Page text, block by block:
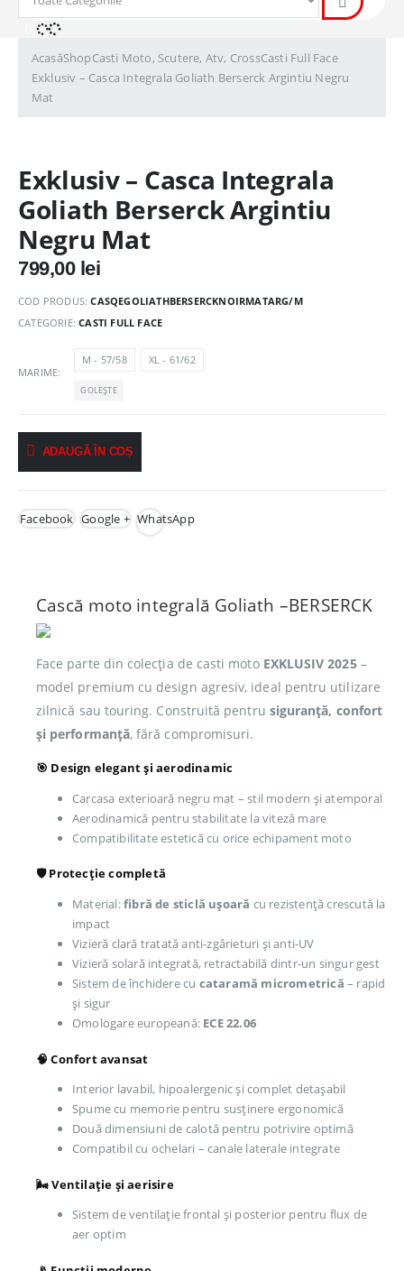
AcasăShopCasti Moto, Scutere, Atv, CrossCasti Full Face
Exklusiv – Casca Integrala Goliath Berserck Argintiu Negru
Mat
Exklusiv – Casca Integrala
Goliath Berserck Argintiu
Negru Mat
799,00 lei
COD PRODUS:CASQEGOLIATHBERSERCKNOIRMATARG/M
CATEGORIE:CASTI FULL FACE
MARIME
M - 57/58 XL - 61/62
GOLEȘTE
ADAUGĂ ÎN COȘ
Facebook Google + WhatsApp
Cască moto integrală Goliath –BERSERCK
Face parte din colecția de casti moto EXKLUSIV 2025–
model premium cu design agresiv, ideal pentru utilizare
zilnică sau touring. Construită pentru siguranță, confort
și performanță, fără compromisuri.
🎯 Design elegant și aerodinamic
Carcasa exterioară negru mat – stil modern și atemporal
Aerodinamică pentru stabilitate la viteză mare
Compatibilitate estetică cu orice echipament moto
🛡️ Protecție completă
Material:fibră de sticlă ușoară cu rezistență crescută la
impact
Vizieră clară tratată anti-zgârieturi și anti-UV
Vizieră solară integrată, retractabilă dintr-un singur gest
Sistem de închidere cu cataramă micrometrică – rapid
și sigur
Omologare europeană: ECE 22.06
🧠 Confort avansat
Interior lavabil, hipoalergenic și complet detașabil
Spume cu memorie pentru susținere ergonomică
Două dimensiuni de calotă pentru potrivire optimă
Compatibil cu ochelari – canale laterale integrate
🌬️ Ventilație și aerisire
Sistem de ventilație frontal și posterior pentru flux de
aer optim